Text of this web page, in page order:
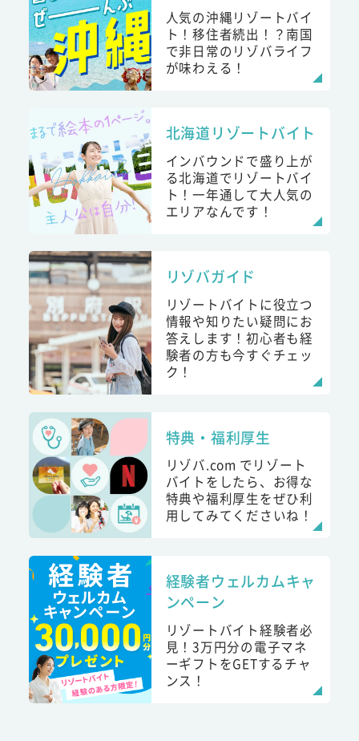
人気の沖縄リゾートバイ
ト！移住者続出！？南国
で非日常のリゾバライフ
が味わえる！
北海道リゾートバイト
インバウンドで盛り上が
る北海道でリゾートバイ
ト！一年通して大人気の
エリアなんです！
リゾバガイド
リゾートバイトに役立つ
情報や知りたい疑問にお
答えします！初心者も経
験者の方も今すぐチェッ
ク！
特典・福利厚生
リゾバ.com でリゾート
バイトをしたら、お得な
特典や福利厚生をぜひ利
用してみてくださいね！
経験者ウェルカムキャ
ンペーン
リゾートバイト経験者必
見！3万円分の電子マネ
ーギフトをGETするチャ
ンス！